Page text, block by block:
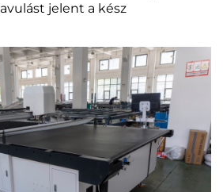
jelent a kész